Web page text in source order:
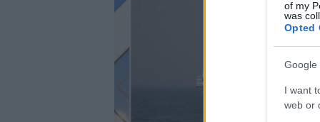
of my
was
Opted
Google
I want
web or